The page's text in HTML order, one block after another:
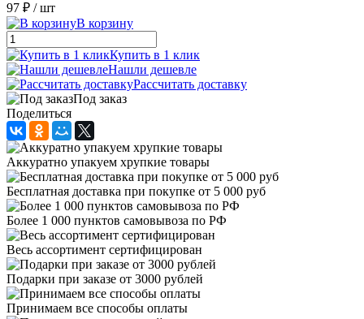
97 ₽ / шт
В корзину
Купить в 1 клик
Нашли дешевле
Рассчитать доставку
Под заказ
Поделиться
Аккуратно упакуем хрупкие товары
Бесплатная доставка при покупке от 5 000 руб
Более 1 000 пунктов самовывоза по РФ
Весь ассортимент сертифицирован
Подарки при заказе от 3000 рублей
Принимаем все способы оплаты